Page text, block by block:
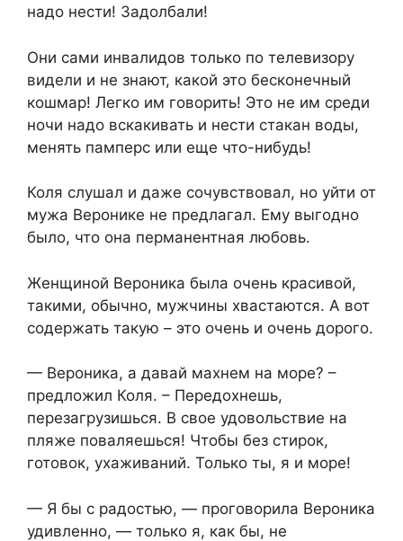
надо нести! Задолбали!
Они сами инвалидов только по телевизору
видели и не знают, какой это бесконечный
кошмар! Легко им говорить! Это не им среди
ночи надо вскакивать и нести стакан воды,
менять памперс или еще что-нибудь!
Коля слушал и даже сочувствовал, но уйти от
мужа Веронике не предлагал. Ему выгодно
было, что она перманентная любовь.
Женщиной Вероника была очень красивой,
такими, обычно, мужчины хвастаются. А вот
содержать такую – это очень и очень дорого.
— Вероника, а давай махнем на море? –
предложил Коля. – Передохнешь,
перезагрузишься. В свое удовольствие на
пляже поваляешься! Чтобы без стирок,
готовок, ухаживаний. Только ты, я и море!
— Я бы с радостью, — проговорила Вероника
удивленно, — только я, как бы, не